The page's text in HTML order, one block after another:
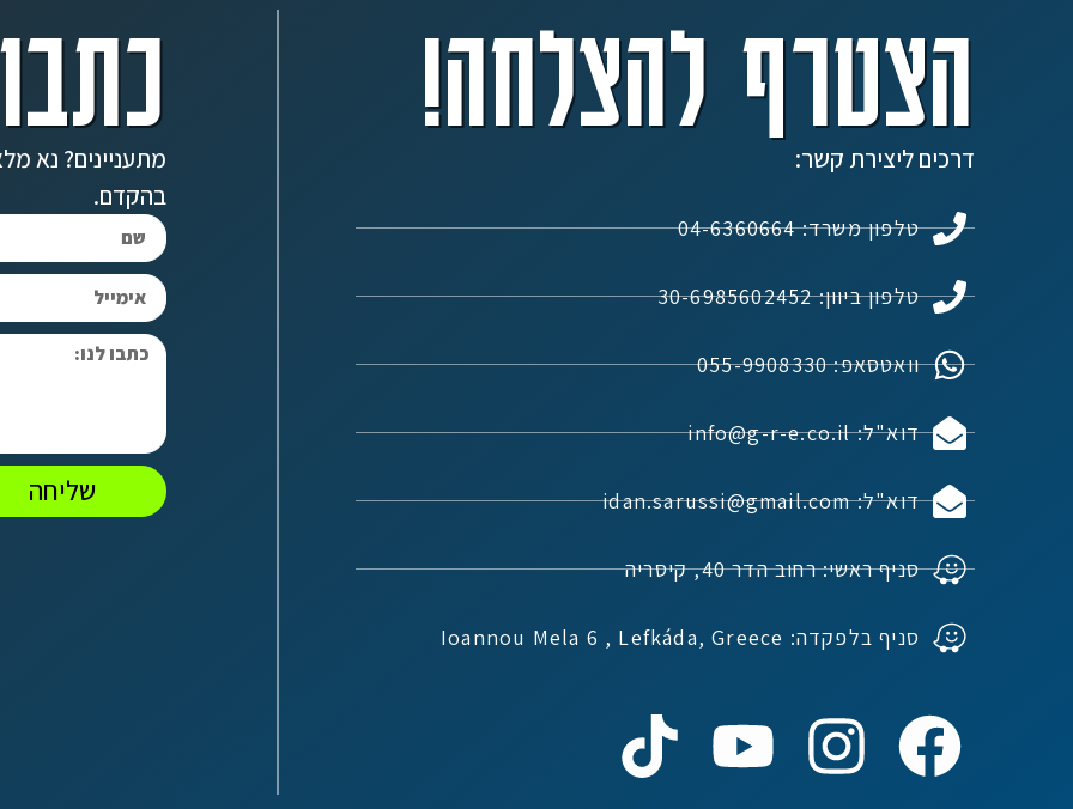
הצטרף להצלחה!
דרכים ליצירת קשר:
טלפון משרד: 04-6360664
טלפון ביוון: 30-6985602452
וואטסאפ: 055-9908330
דוא"ל: info@g-r-e.co.il
דוא"ל: idan.sarussi@gmail.com
סניף ראשי: רחוב הדר 40, קיסריה
סניף בלפקדה: Ioannou Mela 6 , Lefkáda, Greece
מתעניינים? נא
בהקדם.
שליחה